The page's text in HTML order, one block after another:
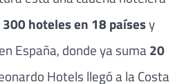
300 hoteles en 18 paísesy
España, donde ya suma20
Hotels llegó a la Costa